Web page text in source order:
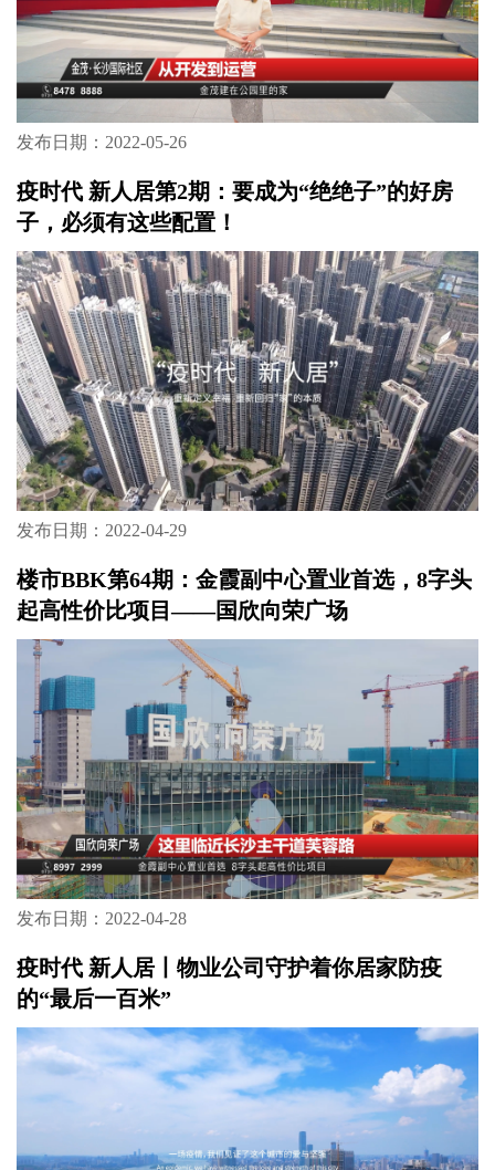
发布日期：2022-05-26
疫时代 新人居第2期：要成为“绝绝子”的好房
子，必须有这些配置！
发布日期：2022-04-29
楼市BBK第64期：金霞副中心置业首选，8字头
起高性价比项目——国欣向荣广场
发布日期：2022-04-28
疫时代 新人居丨物业公司守护着你居家防疫
的“最后一百米”